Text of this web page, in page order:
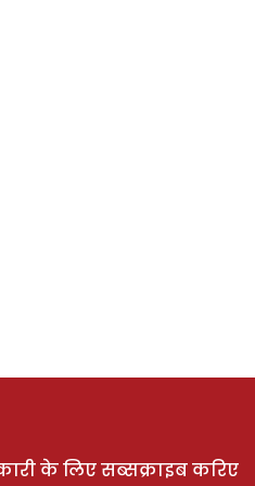
के लिए सब्सक्राइब करिए